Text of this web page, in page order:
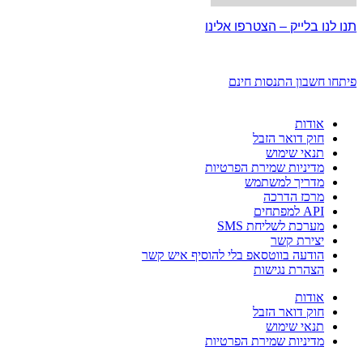
תנו לנו בלייק – הצטרפו אלינו
פיתחו חשבון התנסות חינם
אודות
חוק דואר הזבל
תנאי שימוש
מדיניות שמירת הפרטיות
מדריך למשתמש
מרכז הדרכה
API למפתחים
מערכת לשליחת SMS
יצירת קשר
הודעה בווטסאפ בלי להוסיף איש קשר
הצהרת נגישות
אודות
חוק דואר הזבל
תנאי שימוש
מדיניות שמירת הפרטיות